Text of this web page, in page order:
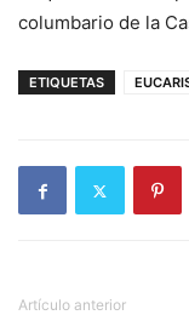
columbario de la
ETIQUETAS
Artículo anterior